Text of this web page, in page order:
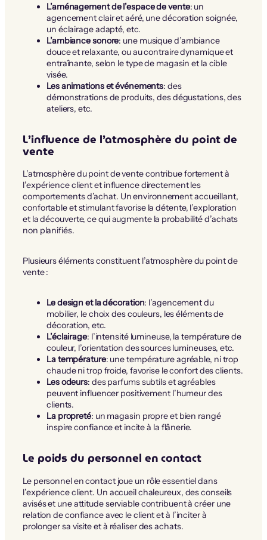
L’aménagement de l’espace de vente: un
agencement clair et aéré, une décoration soignée,
un éclairage adapté, etc.
L’ambiance sonore: une musique d’ambiance
douce et relaxante, ou au contraire dynamique et
entraînante, selon le type de magasin et la cible
visée.
Les animations et événements: des
démonstrations de produits, des dégustations, des
ateliers, etc.
L’influence de l’atmosphère du point de
vente
L’atmosphère du point de vente contribue fortement à
l’expérience client et influence directement les
comportements d’achat. Un environnement accueillant,
confortable et stimulant favorise la détente, l’exploration
et la découverte, ce qui augmente la probabilité d’achats
non planifiés.
Plusieurs éléments constituent l’atmosphère du point de
vente :
Le design et la décoration: l’agencement du
mobilier, le choix des couleurs, les éléments de
décoration, etc.
L’éclairage: l’intensité lumineuse, la température de
couleur, l’orientation des sources lumineuses, etc.
La température: une température agréable, ni trop
chaude ni trop froide, favorise le confort des clients.
Les odeurs: des parfums subtils et agréables
peuvent influencer positivement l’humeur des
clients.
La propreté: un magasin propre et bien rangé
inspire confiance et incite à la flânerie.
Le poids du personnel en contact
Le personnel en contact joue un rôle essentiel dans
l’expérience client. Un accueil chaleureux, des conseils
avisés et une attitude serviable contribuent à créer une
relation de confiance avec le client et à l’inciter à
prolonger sa visite et à réaliser des achats.